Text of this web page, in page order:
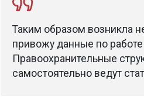
Таким образом возникла
привожу данные по
Правоохранительные
самостоятельно ведут